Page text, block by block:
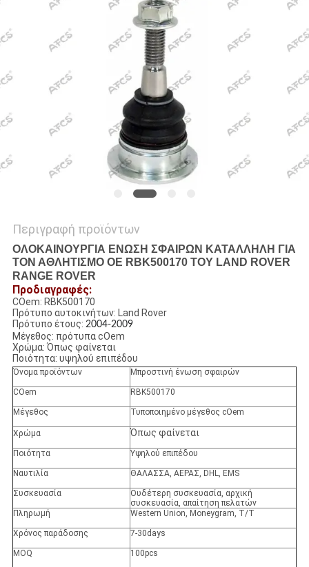
SITEMAP
ΠΟΛΙΤΙΚΉ
ΑΠΟΡΡΉΤΟΥ
Περιγραφή προϊόντων
ΟΛΟΚΑΙΝΟΥΡΓΙΑ ΕΝΩΣΗ ΣΦΑΙΡΩΝ ΚΑΤΑΛΛΗΛΗ ΓΙΑ
ΤΟΝ ΑΘΛΗΤΙΣΜΟ OE RBK500170 ΤΟΥ LAND ROVER
RANGE ROVER
Προδιαγραφές:
COem: RBK500170
Πρότυπο αυτοκινήτων: Land Rover
Πρότυπο έτους: 2004-2009
Μέγεθος: πρότυπα cOem
Χρώμα: Όπως φαίνεται
Ποιότητα: υψηλού επιπέδου
Όνομα προϊόντων Μπροστινή ένωση σφαιρών
COem RBK500170
Μέγεθος Τυποποιημένο μέγεθος cOem
Χρώμα Όπως φαίνεται
Ποιότητα Υψηλού επιπέδου
Ναυτιλία ΘΑΛΑΣΣΑ, ΑΕΡΑΣ, DHL, EMS
Συσκευασία
Ουδέτερη συσκευασία, αρχική
συσκευασία, απαίτηση πελατών
Πληρωμή
Western Union, Moneygram, T/T
Χρόνος παράδοσης 7-30days
MOQ 100pcs